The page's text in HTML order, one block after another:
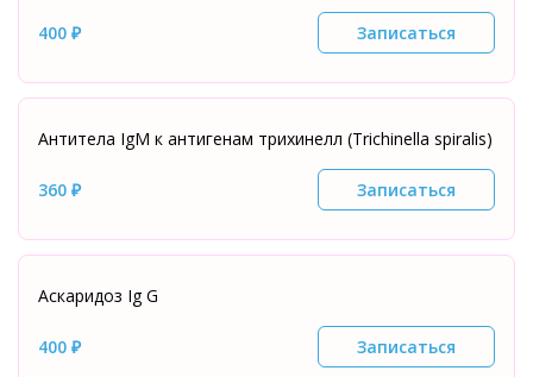
400 ₽ Записаться
Антитела IgМ к антигенам трихинелл (Trichinella spiralis)
360 ₽ Записаться
Аскаридоз Ig G
400 ₽ Записаться